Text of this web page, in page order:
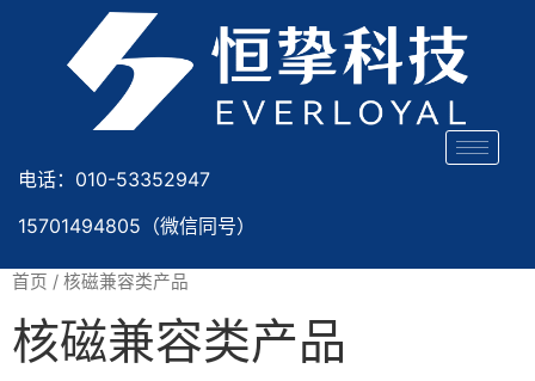
电话：010-53352947
15701494805（微信同号）
首页 / 核磁兼容类产品
核磁兼容类产品